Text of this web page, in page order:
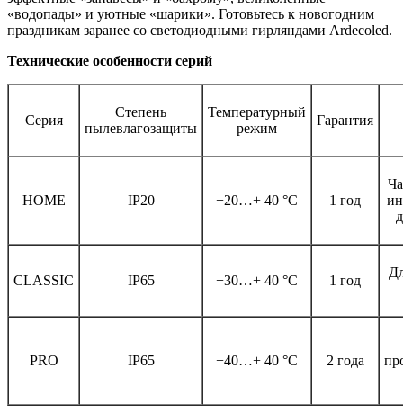
«водопады» и уютные «шарики». Готовьтесь к новогодним
праздникам заранее со светодиодными гирляндами Ardecoled.
Технические особенности серий
Серия
Степень
пылевлагозащиты
Температурный
режим
Гарантия
HOME IP20 −20…+ 40 °C 1 год
CLASSIC IP65 −30…+ 40 °C 1 год
PRO IP65 −40…+ 40 °C 2 года